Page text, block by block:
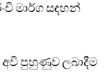
මාර්ග සඳහන්
පුහුණුව ලබාදීම